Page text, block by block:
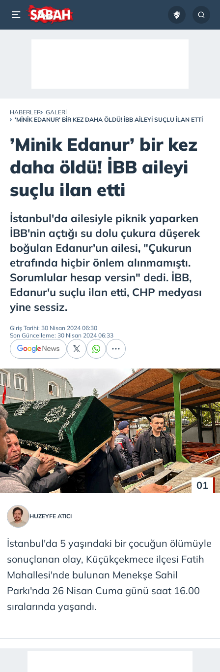
HABERLER
GALERI
'MINIK EDANUR' BIR KEZ DAHA ÖLDÜ! İBB AILEYI SUÇLU ILAN ETTI
’Minik Edanur’ bir kez
daha öldü! İBB aileyi
suçlu ilan etti
İstanbul'da ailesiyle piknik yaparken
İBB'nin açtığı su dolu çukura düşerek
boğulan Edanur'un ailesi, "Çukurun
etrafında hiçbir önlem alınmamıştı.
Sorumlular hesap versin" dedi. İBB,
Edanur'u suçlu ilan etti, CHP medyası
yine sessiz.
Giriş Tarihi: 30 Nisan 2024 06:30
Son Güncelleme: 30 Nisan 2024 06:33
01
HUZEYFE ATICI
İstanbul'da 5 yaşındaki bir çocuğun ölümüyle
sonuçlanan olay, Küçükçekmece ilçesi Fatih
Mahallesi'nde bulunan Menekşe Sahil
Parkı'nda 26 Nisan Cuma günü saat 16.00
sıralarında yaşandı.